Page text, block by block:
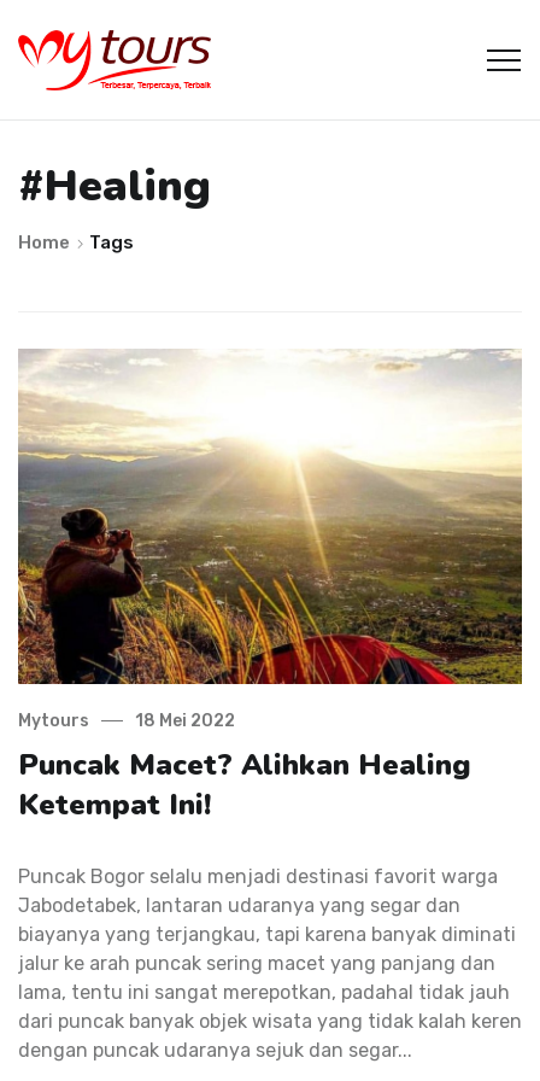
#healing
Home Tags
Mytours 18 Mei 2022
Puncak Macet? Alihkan Healing
Ketempat Ini!
Puncak Bogor selalu menjadi destinasi favorit warga
Jabodetabek, lantaran udaranya yang segar dan
biayanya yang terjangkau, tapi karena banyak diminati
jalur ke arah puncak sering macet yang panjang dan
lama, tentu ini sangat merepotkan, padahal tidak jauh
dari puncak banyak objek wisata yang tidak kalah keren
dengan puncak udaranya sejuk dan segar...